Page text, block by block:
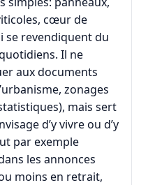
cœur de
se revendiquent du
Il ne
aux documents
zonages
mais sert
d’y vivre ou d’y
par exemple
les annonces
moins en retrait,